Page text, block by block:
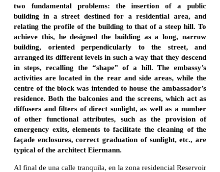
two fundamental problems: the insertion of a public
building in a street destined for a residential area, and
relating the profile of the building to that of a steep hill. To
achieve this, he designed the building as a long, narrow
building, oriented perpendicularly to the street, and
arranged its different levels in such a way that they descend
in steps, recalling the “shape” of a hill. The embassy’s
activities are located in the rear and side areas, while the
centre of the block was intended to house the ambassador’s
residence. Both the balconies and the screens, which act as
diffusers and filters of direct sunlight, as well as a number
of other functional attributes, such as the provision of
emergency exits, elements to facilitate the cleaning of the
façade enclosures, correct graduation of sunlight, etc., are
typical of the architect Eiermann.
Al final de una calle tranquila, en la zona residencial Reservoir